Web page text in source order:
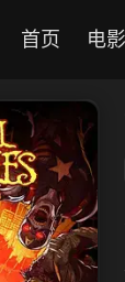
首页 电影